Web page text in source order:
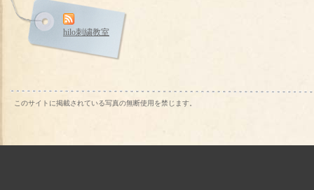
hilo刺繍教室
このサイトに掲載されている写真の無断使用を禁じます。